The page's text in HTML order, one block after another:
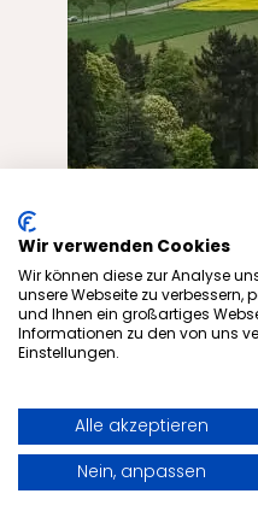
Anfragen
Wir verwenden Cookies
Wir können diese zur Analyse
unsere Webseite zu verbessern,
und Ihnen ein großartiges
Informationen zu den von uns
Einstellungen.
Alle akzeptieren
Nein, anpassen